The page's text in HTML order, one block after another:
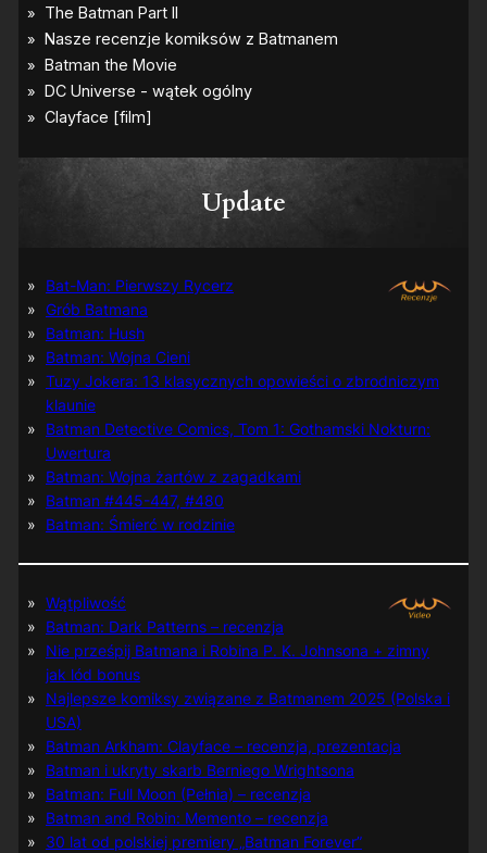
Update
Bat-Man: Pierwszy Rycerz
Grób Batmana
Batman: Hush
Batman: Wojna Cieni
Tuzy Jokera: 13 klasycznych opowieści o zbrodniczym
klaunie
Batman Detective Comics, Tom 1: Gothamski Nokturn:
Uwertura
Batman: Wojna żartów z zagadkami
Batman #445-447, #480
Batman: Śmierć w rodzinie
Wątpliwość
Batman: Dark Patterns – recenzja
Nie prześpij Batmana i Robina P. K. Johnsona + zimny
jak lód bonus
Najlepsze komiksy związane z Batmanem 2025 (Polska i
USA)
Batman Arkham: Clayface – recenzja, prezentacja
Batman i ukryty skarb Berniego Wrightsona
Batman: Full Moon (Pełnia) – recenzja
Batman and Robin: Memento – recenzja
30 lat od polskiej premiery „Batman Forever”